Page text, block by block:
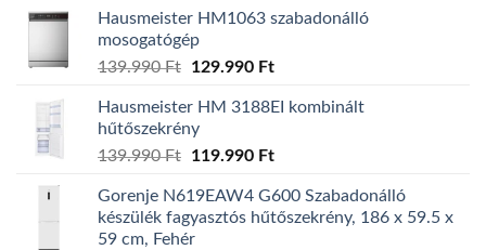
Hausmeister HM1063 szabadonálló
mosogatógép
139.990Ft
Original
was:
139.990 Ft.
129.990 FtCurrent
is:
Hausmeister HM 3188EI kombinált
hűtőszekrény
139.990Ft
Original
was:
139.990 Ft.
119.990 FtCurrent
is:
119.990 Ft.
Gorenje N619EAW4 G600 Szabadonálló
készülék fagyasztós hűtőszekrény, 186 x 59.5 x
59 cm, Fehér